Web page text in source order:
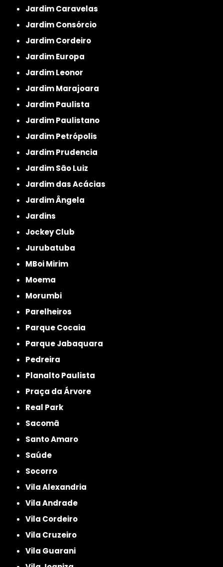
Jardim Caravelas
Jardim Consórcio
Jardim Cordeiro
Jardim Europa
Jardim Leonor
Jardim Marajoara
Jardim Paulista
Jardim Paulistano
Jardim Petrópolis
Jardim Prudencia
Jardim São Luiz
Jardim das Acácias
Jardim Ângela
Jardins
Jockey Club
Jurubatuba
MBoi Mirim
Moema
Morumbi
Parelheiros
Parque Cocaia
Parque Jabaquara
Pedreira
Planalto Paulista
Praça da Árvore
Real Park
Sacomã
Santo Amaro
Saúde
Socorro
Vila Alexandria
Vila Andrade
Vila Cordeiro
Vila Cruzeiro
Vila Guarani